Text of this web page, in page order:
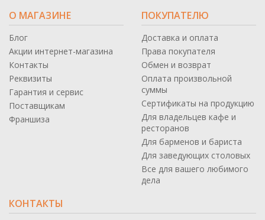
О МАГАЗИНЕ
Блог
Акции интернет-магазина
Контакты
Реквизиты
Гарантия и сервис
Поставщикам
Франшиза
ПОКУПАТЕЛЮ
Доставка и оплата
Права покупателя
Обмен и возврат
Оплата произвольной
суммы
Сертификаты на продукцию
Для владельцев кафе и
ресторанов
Для барменов и бариста
Для заведующих столовых
Все для вашего любимого
дела
КОНТАКТЫ